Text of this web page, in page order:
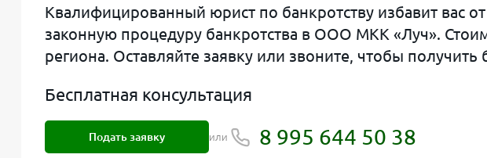
Квалифицированный юрист по банкротству избавит вас
законную процедуру банкротства в ООО МКК «Луч».
региона. Оставляйте заявку или звоните, чтобы
Бесплатная консультация
Подать заявку или 8 995 644 50 38